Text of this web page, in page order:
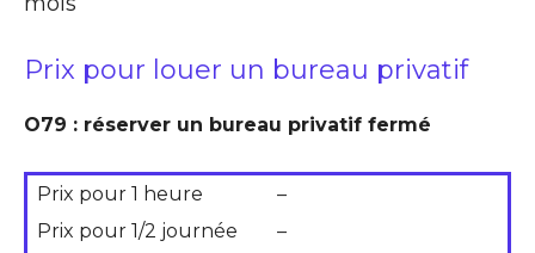
Prix pour louer un bureau privatif
O79 : réserver un bureau privatif fermé
Prix pour 1 heure
–
Prix pour 1/2 journée
–